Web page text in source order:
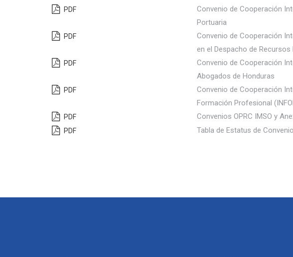
PDF
Convenio de Cooperación
Portuaria
PDF
Convenio de Cooperación
en el Despacho de
PDF
Convenio de Cooperación
Abogados de Honduras
PDF
Convenio de Cooperación
Formación Profesional
PDF Convenios OPRC IMSO y
PDF Tabla de Estatus de